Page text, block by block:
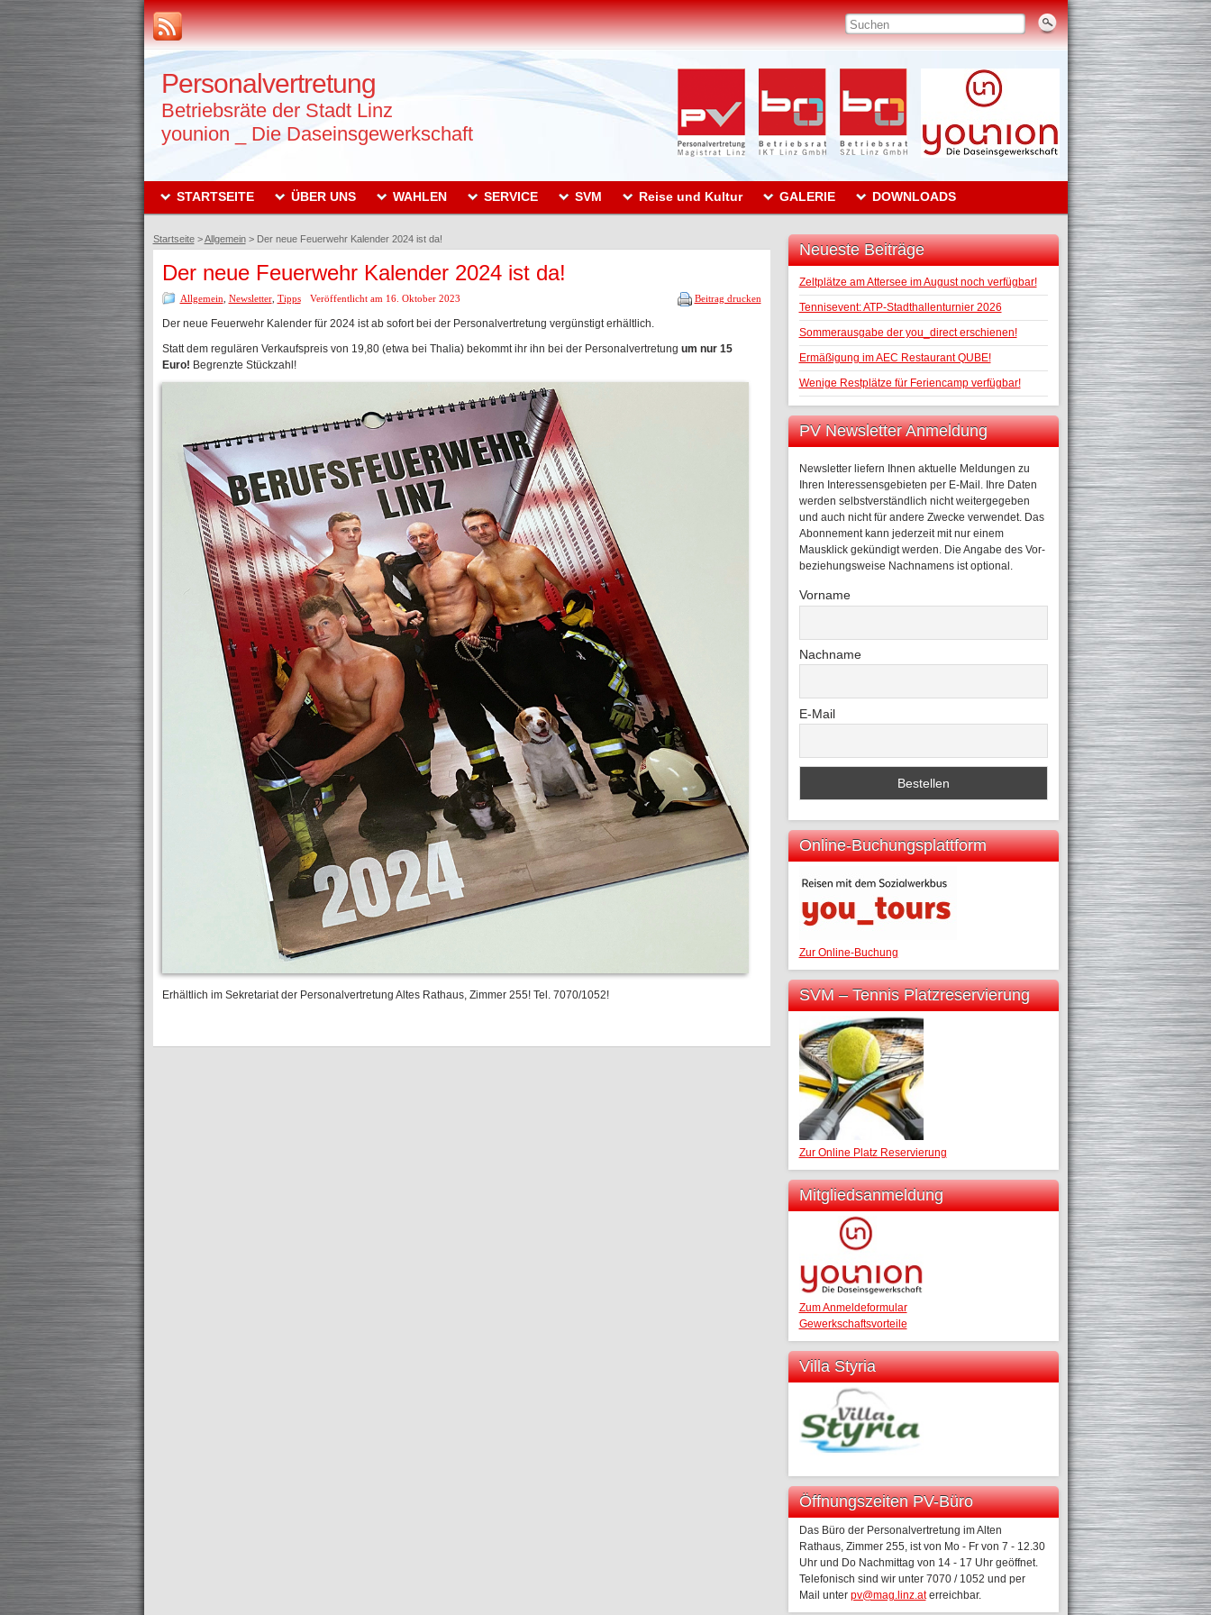
Personalvertretung
Betriebsräte der Stadt Linz
younion _ Die Daseinsgewerkschaft
STARTSEITE ÜBER UNS WAHLEN SERVICE SVM Reise und Kultur GALERIE DOWNLOADS
Startseite>Allgemein> Der neue Feuerwehr Kalender 2024 ist da!
Der neue Feuerwehr Kalender 2024 ist da!
Allgemein Newsletter, Tipps Veröffentlicht am 16. Oktober 2023 Beitrag drucken
Der neue Feuerwehr Kalender für 2024 ist ab sofort bei der Personalvertretung vergünstigt erhältlich.
Statt dem regulären Verkaufspreis von 19,80 (etwa bei Thalia) bekommt ihr ihn bei der Personalvertretung um nur 15
Euro! Begrenzte Stückzahl!
Erhältlich im Sekretariat der Personalvertretung Altes Rathaus, Zimmer 255! Tel. 7070/1052!
Neueste Beiträge
Zeltplätze am Attersee im August noch verfügbar!
Tennisevent: ATP-Stadthallenturnier 2026
Sommerausgabe der you_direct erschienen!
Ermäßigung im AEC Restaurant QUBE!
Wenige Restplätze für Feriencamp verfügbar!
PV Newsletter Anmeldung
Newsletter liefern Ihnen aktuelle Meldungen zu
Ihren Interessensgebieten per E-Mail. Ihre Daten
werden selbstverständlich nicht weitergegeben
und auch nicht für andere Zwecke verwendet. Das
Abonnement kann jederzeit mit nur einem
Mausklick gekündigt werden. Die Angabe des Vor-
beziehungsweise Nachnamens ist optional.
Vorname
Nachname
E-Mail
Online-Buchungsplattform
Zur Online-Buchung
SVM – Tennis Platzreservierung
Zur Online Platz Reservierung
Mitgliedsanmeldung
Zum Anmeldeformular
Gewerkschaftsvorteile
Villa Styria
Öffnungszeiten PV-Büro
Das Büro der Personalvertretung im Alten
Rathaus, Zimmer 255, ist von Mo - Fr von 7 - 12.30
Uhr und Do Nachmittag von 14 - 17 Uhr geöffnet.
Telefonisch sind wir unter 7070 / 1052 und per
Mail unter pv@mag.linz.aterreichbar.